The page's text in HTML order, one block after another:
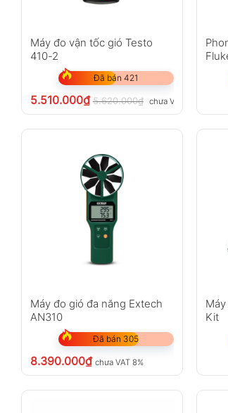
Máy đo vận tốc gió Testo
410-2
Đã bán 421
5.510.000₫ 5.620.000₫ chưa VAT 8%
Máy đo gió đa năng Extech
AN310
Đã bán 305
8.390.000₫ chưa VAT 8%
Kit